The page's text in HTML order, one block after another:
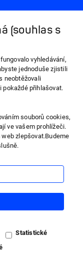
(souhlas s
vyhledávání,
jednoduše zjistili
neobtěžovali
pokaždé přihlašovat.
souborů cookies,
ve vašem prohlížeči.
zlepšovat.Budeme
Statistické